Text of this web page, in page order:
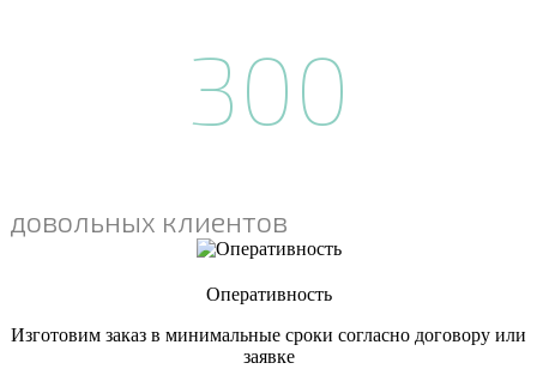
300
довольных клиентов
Оперативность
Изготовим заказ в минимальные сроки согласно договору или
заявке